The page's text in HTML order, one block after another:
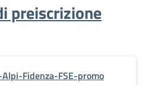
preiscrizione
Fidenza-FSE-promo